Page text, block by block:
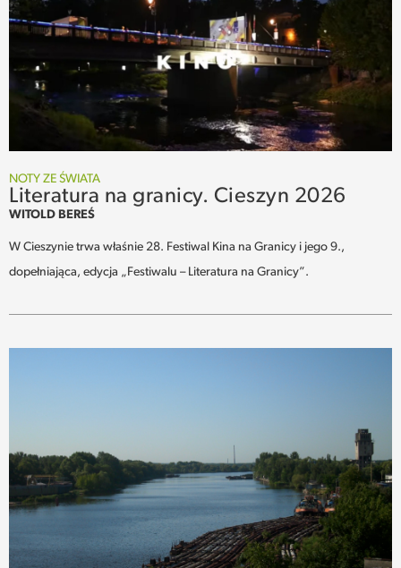
NOTY ZE ŚWIATA
Literatura na granicy. Cieszyn 2026
WITOLD BEREŚ
W Cieszynie trwa właśnie 28. Festiwal Kina na Granicy i jego 9.,
dopełniająca, edycja „Festiwalu – Literatura na Granicy”.